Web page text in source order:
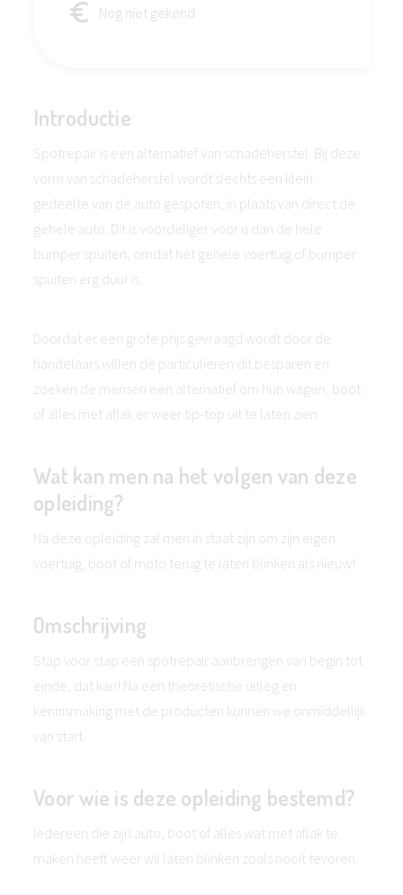
Nog niet gekend
Introductie
Spotrepair is een alternatief van schadeherstel. Bij deze
vorm van schadeherstel wordt slechts een klein
gedeelte van de auto gespoten, in plaats van direct de
gehele auto. Dit is voordeliger voor u dan de hele
bumper spuiten, omdat het gehele voertuig of bumper
spuiten erg duur is.
Doordat er een grote prijs gevraagd wordt door de
handelaars willen de particulieren dit besparen en
zoeken de mensen een alternatief om hun wagen, boot
of alles met aflak er weer tip-top uit te laten zien.
Wat kan men na het volgen van deze
opleiding?
Na deze opleiding zal men in staat zijn om zijn eigen
voertuig, boot of moto terug te laten blinken als nieuw!
Omschrijving
Stap voor stap een spotrepair aanbrengen van begin tot
einde, dat kan! Na een theoretische uitleg en
kennismaking met de producten kunnen we onmiddellijk
van start.
Voor wie is deze opleiding bestemd?
Iedereen die zijn auto, boot of alles wat met aflak te
maken heeft weer wil laten blinken zoals nooit tevoren.